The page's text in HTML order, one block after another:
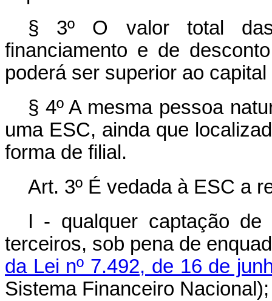
§ 3º O valor total das
financiamento e de
poderá ser superior ao
§ 4º A mesma pessoa
uma ESC, ainda que
forma de filial.
Art. 3º É vedada à ESC a
I - qualquer captação
terceiros, sob pena de
da Lei nº 7.492, de 16 de
Sistema Financeiro